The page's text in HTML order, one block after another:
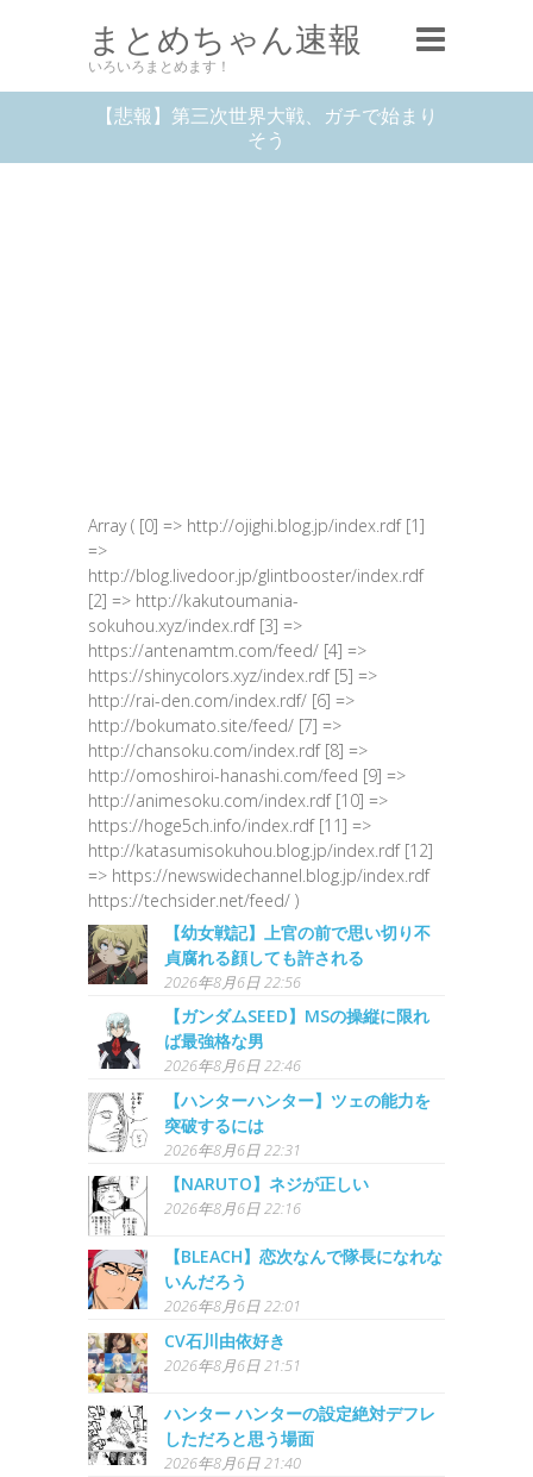
まとめちゃん速報
いろいろまとめます！
【悲報】第三次世界大戦、ガチで始まり
そう
Array ( [0] => http://ojighi.blog.jp/index.rdf [1]
=>
http://blog.livedoor.jp/glintbooster/index.rdf
[2] => http://kakutoumania-
sokuhou.xyz/index.rdf [3] =>
https://antenamtm.com/feed/ [4] =>
https://shinycolors.xyz/index.rdf [5] =>
http://rai-den.com/index.rdf/ [6] =>
http://bokumato.site/feed/ [7] =>
http://chansoku.com/index.rdf [8] =>
http://omoshiroi-hanashi.com/feed [9] =>
http://animesoku.com/index.rdf [10] =>
https://hoge5ch.info/index.rdf [11] =>
http://katasumisokuhou.blog.jp/index.rdf [12]
=> https://newswidechannel.blog.jp/index.rdf
https://techsider.net/feed/ )
【幼女戦記】上官の前で思い切り不
貞腐れる顔しても許される
2026年8月6日 22:56
【ガンダムSEED】MSの操縦に限れ
ば最強格な男
2026年8月6日 22:46
【ハンターハンター】ツェの能力を
突破するには
2026年8月6日 22:31
【NARUTO】ネジが正しい
2026年8月6日 22:16
【BLEACH】恋次なんで隊長になれな
いんだろう
2026年8月6日 22:01
CV石川由依好き
2026年8月6日 21:51
ハンター ハンターの設定絶対デフレ
しただろと思う場面
2026年8月6日 21:40